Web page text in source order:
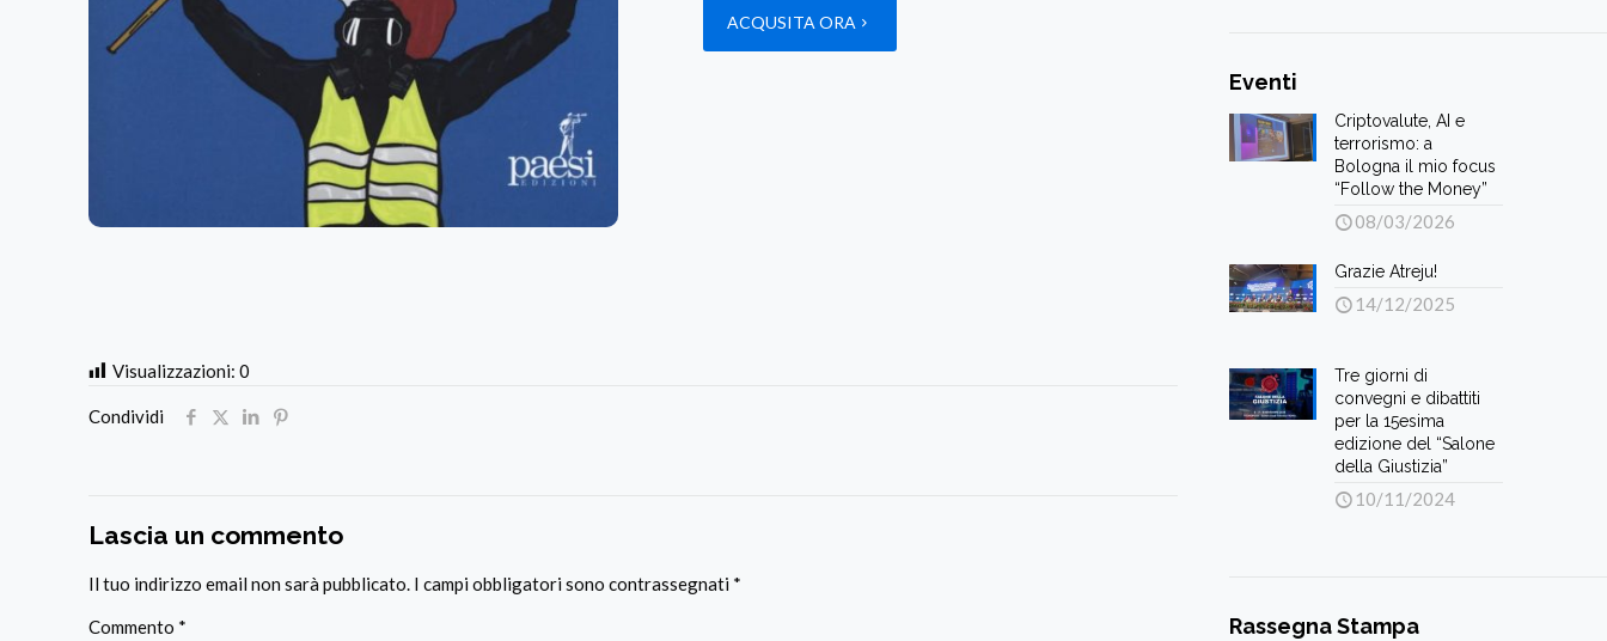
ACQUSITA ORA
Visualizzazioni: 0
Condividi
Lascia un commento
Il tuo indirizzo email non sarà pubblicato. I campi obbligatori sono contrassegnati *
Commento *
Eventi
Criptovalute, AI e
terrorismo: a
Bologna il mio focus
“Follow the Money”
08/03/2026
Grazie Atreju!
14/12/2025
Tre giorni di
convegni e dibattiti
per la 15esima
edizione del “Salone
della Giustizia”
10/11/2024
Rassegna Stampa